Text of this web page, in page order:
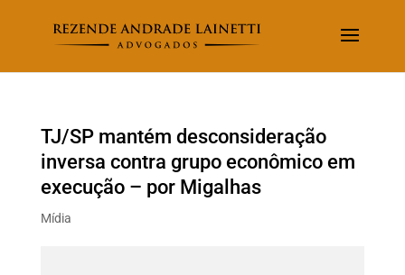
TJ/SP mantém desconsideração
inversa contra grupo econômico em
execução – por Migalhas
Mídia